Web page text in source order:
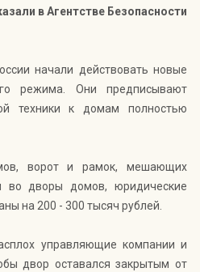
в Агентстве Безопасности
начали действовать новые
режима. Они предписывают
техники к домам полностью
ворот и рамок, мешающих
во дворы домов, юридические
на 200 - 300 тысяч рублей.
управляющие компании и
двор оставался закрытым от